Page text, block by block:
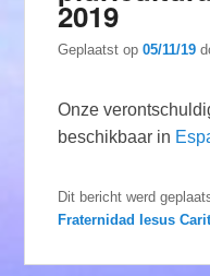
2019
Geplaatst op05/11/19
Onze
beschikbaar in
Dit bericht werd
Fraternidad Iesus